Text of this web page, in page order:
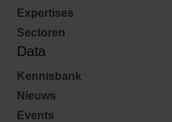
Expertises
Sectoren
Data
Kennisbank
Nieuws
Events